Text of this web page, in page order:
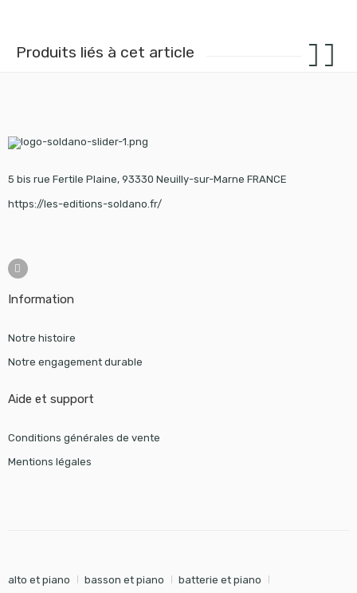
Produits liés à cet article
5 bis rue Fertile Plaine, 93330 Neuilly-sur-Marne FRANCE
https://les-editions-soldano.fr/
Information
Notre histoire
Notre engagement durable
Aide et support
Conditions générales de vente
Mentions légales
alto et piano basson et piano batterie et piano